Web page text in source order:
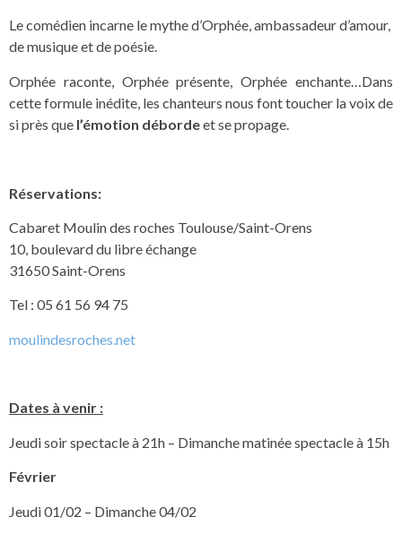
Le comédien incarne le mythe d’Orphée, ambassadeur d’amour,
de musique et de poésie.
Orphée raconte, Orphée présente, Orphée enchante…Dans
cette formule inédite, les chanteurs nous font toucher la voix de
si près que l’émotion débordeet se propage.
Réservations:
Cabaret Moulin des roches Toulouse/Saint-Orens
10, boulevard du libre échange
31650 Saint-Orens
Tel : 05 61 56 94 75
moulindesroches.net
Dates à venir :
Jeudi soir spectacle à 21h – Dimanche matinée spectacle à 15h
Février
Jeudi 01/02 – Dimanche 04/02